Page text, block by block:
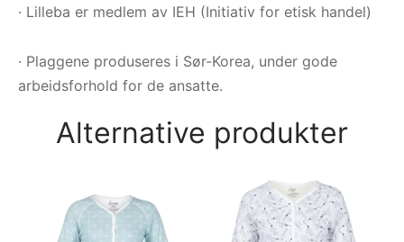
· Lilleba er medlem av IEH (Initiativ for etisk handel)
· Plaggene produseres i Sør-Korea, under gode
arbeidsforhold for de ansatte.
Alternative produkter